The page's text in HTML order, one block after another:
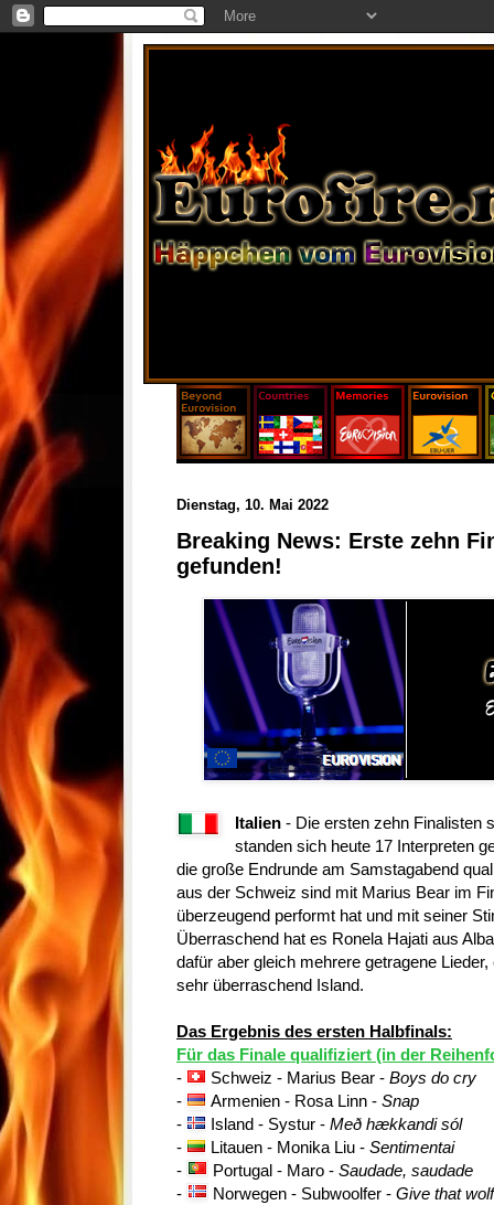
Dienstag, 10. Mai 2022
Breaking News: Erste zehn
gefunden!
Italien- Die ersten zehn Finalisten
standen sich heute 17 Interpreten
die große Endrunde am Samstagabend
aus der Schweiz sind mit Marius Bear im
überzeugend performt hat und mit seiner
Überraschend hat es Ronela Hajati aus
dafür aber gleich mehrere getragene
sehr überraschend Island.
Das Ergebnis des ersten Halbfinals:
Für das Finale qualifiziert (in der
-
Schweiz - Marius Bear - Boys do cry
-
Armenien - Rosa Linn - Snap
-
Island - Systur - Með hækkandi sól‎
-
Litauen - Monika Liu - Sentimentai
-
Portugal - Maro - Saudade, saudade
-
Norwegen - Subwoolfer - Give that